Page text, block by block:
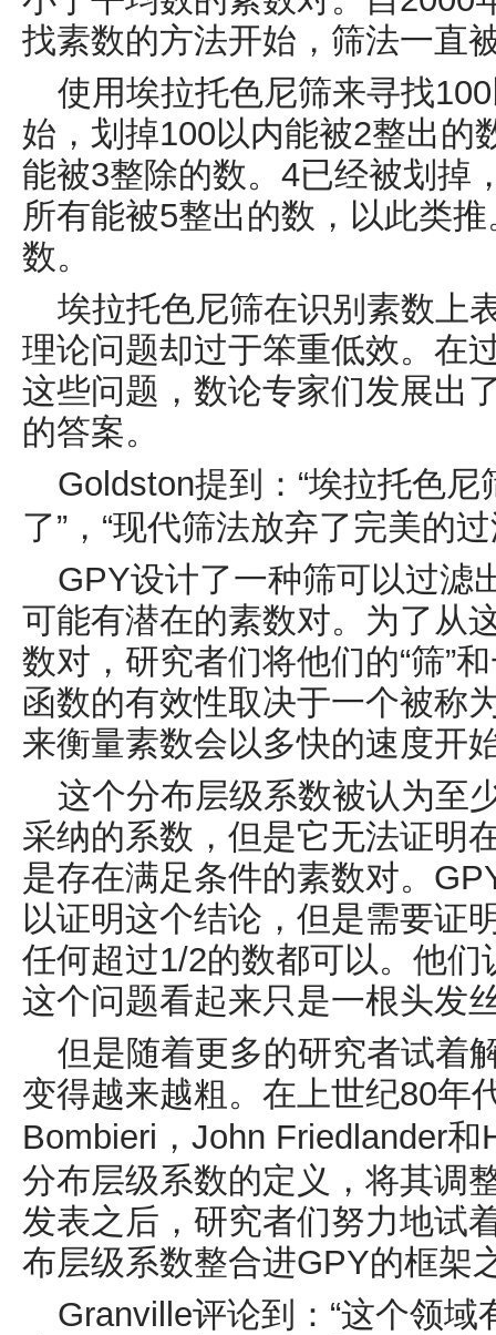
找素数的方法开始，筛法一直
使用埃拉托色尼筛来寻找100
始，划掉100以内能被2整出的
能被3整除的数。 4已经被划掉
所有能被5整出的数，以此类
数。
埃拉托色尼筛在识别素数上
理论问题却过于笨重低效。在
这些问题，数论专家们发展出
的答案。
Goldston提到：“埃拉托色
了”，“现代筛法放弃了完美的过
GPY设计了一种筛可以过滤
可能有潜在的素数对。为了从
数对，研究者们将他们的“筛”
函数的有效性取决于一个被称
来衡量素数会以多快的速度开
这个分布层级系数被认为至
采纳的系数，但是它无法证明
是存在满足条件的素数对。
以证明这个结论，但是需要证
任何超过1/2的数都可以。他们
这个问题看起来只是一根头发
但是随着更多的研究者试着
变得越来越粗。在上世纪80年
Bombieri ， John Friedlander和
分布层级系数的定义，将其调
发表之后，研究者们努力地试
布层级系数整合进GPY的框架
Granville评论到：“这个领